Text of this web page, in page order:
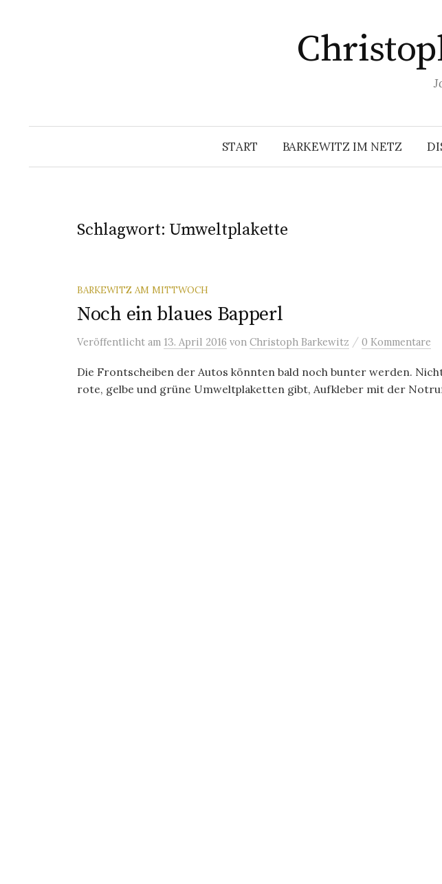
START BARKEWITZ IM NETZ
Schlagwort: Umweltplakette
BARKEWITZ AM MITTWOCH
Noch ein blaues Bapperl
Veröffentlicht am 13. April 2016 von Christoph Barkewitz / 0 Kommentare
Die Frontscheiben der Autos könnten bald noch bunter werden.
rote, gelbe und grüne Umweltplaketten gibt, Aufkleber mit der